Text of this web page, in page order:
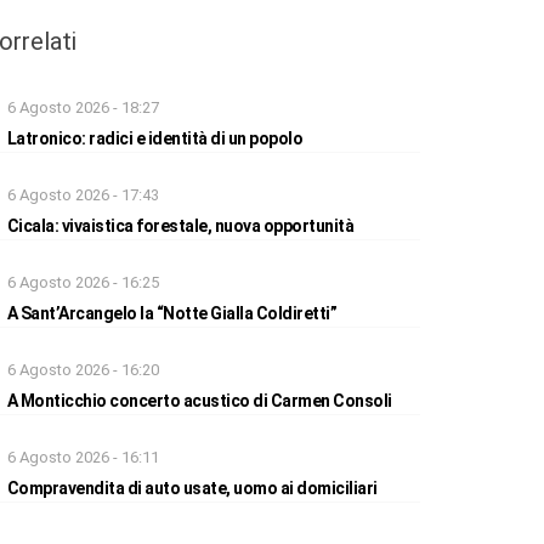
6 Agosto 2026 - 18:27
Latronico: radici e identità di un popolo
6 Agosto 2026 - 17:43
Cicala: vivaistica forestale, nuova opportunità
6 Agosto 2026 - 16:25
A Sant’Arcangelo la “Notte Gialla Coldiretti”
6 Agosto 2026 - 16:20
A Monticchio concerto acustico di Carmen Consoli
6 Agosto 2026 - 16:11
Compravendita di auto usate, uomo ai domiciliari